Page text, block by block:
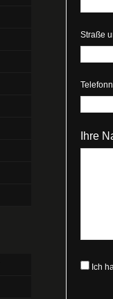
Straße
Ihre
Ich